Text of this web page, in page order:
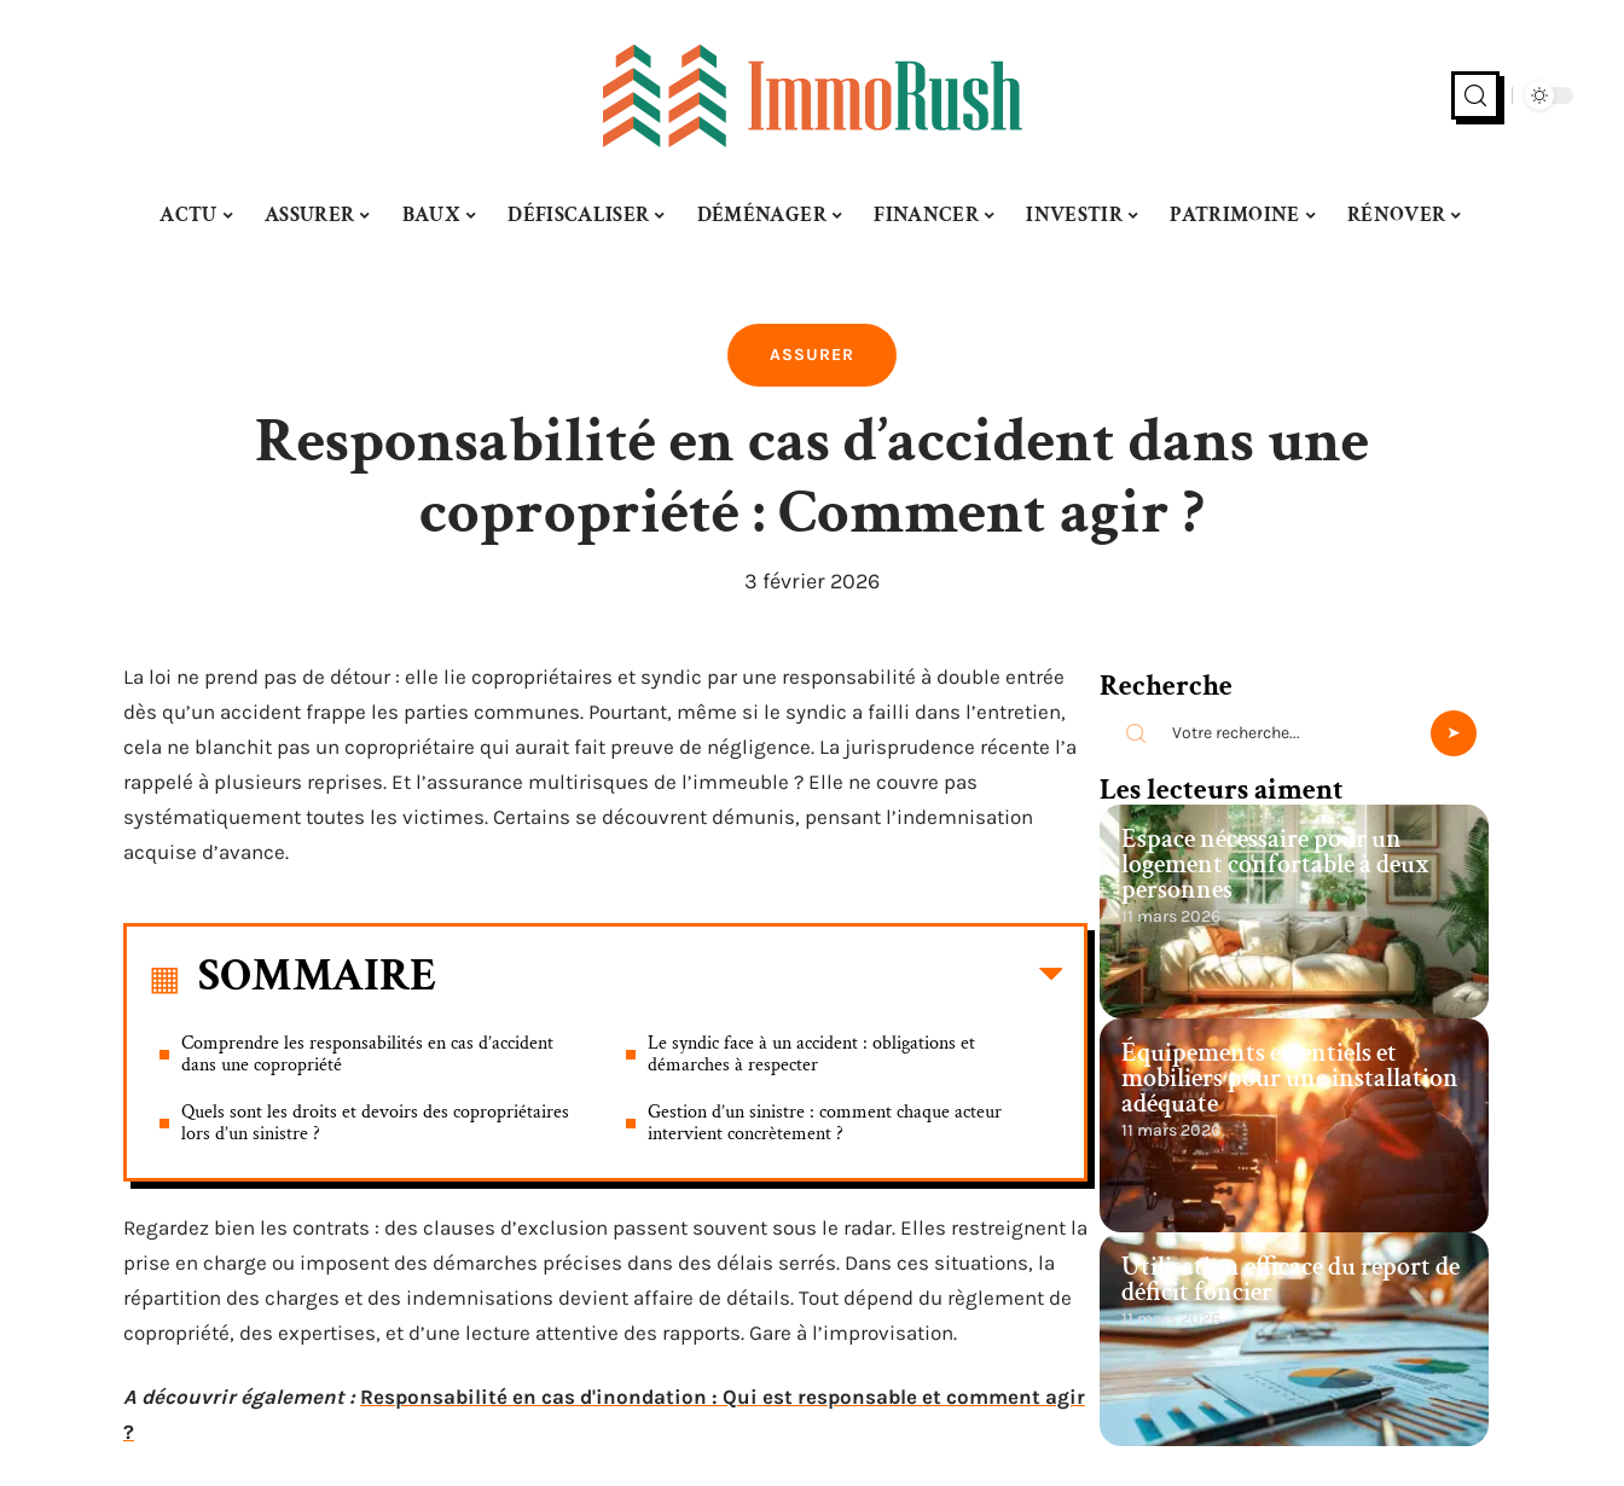
ACTU ASSURER BAUX DÉFISCALISER DÉMÉNAGER FINANCER INVESTIR PATRIMOINE RÉNOVER
ASSURER
Responsabilité en cas d’accident dans une
copropriété : Comment agir ?
3 février 2026
La loi ne prend pas de détour : elle lie copropriétaires et syndic par une responsabilité à double entrée
dès qu’un accident frappe les parties communes. Pourtant, même si le syndic a failli dans l’entretien,
cela ne blanchit pas un copropriétaire qui aurait fait preuve de négligence. La jurisprudence récente l’a
rappelé à plusieurs reprises. Et l’assurance multirisques de l’immeuble ? Elle ne couvre pas
systématiquement toutes les victimes. Certains se découvrent démunis, pensant l’indemnisation
acquise d’avance.
SOMMAIRE
Comprendre les responsabilités en cas d’accident
dans une copropriété
Quels sont les droits et devoirs des copropriétaires
lors d’un sinistre ?
Le syndic face à un accident : obligations et
démarches à respecter
Gestion d’un sinistre : comment chaque acteur
intervient concrètement ?
Regardez bien les contrats : des clauses d’exclusion passent souvent sous le radar. Elles restreignent la
prise en charge ou imposent des démarches précises dans des délais serrés. Dans ces situations, la
répartition des charges et des indemnisations devient affaire de détails. Tout dépend du règlement de
copropriété, des expertises, et d’une lecture attentive des rapports. Gare à l’improvisation.
A découvrir également : Responsabilité en cas d'inondation : Qui est responsable et comment agir
?
Recherche
Les lecteurs aiment
Espace nécessaire pour un
logement confortable à deux
personnes
11 mars 2026
Équipements essentiels et
mobiliers pour une installation
adéquate
11 mars 2026
Utilisation efficace du report de
déficit foncier
11 mars 2026